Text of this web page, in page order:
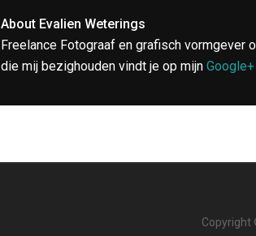
About Evalien Weterings
Freelance Fotograaf en grafisch vormgever
die mij bezighouden vindt je op mijn Google+
Copyright